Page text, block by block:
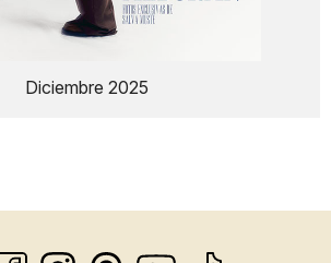
Diciembre 2025